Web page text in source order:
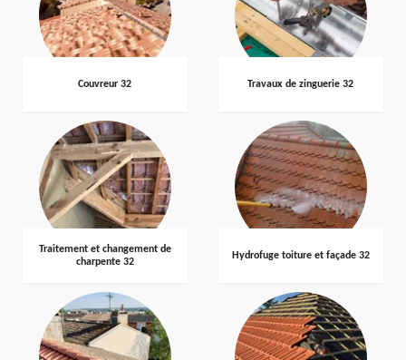
Couvreur 32 Travaux de zinguerie 32
Traitement et changement de
charpente 32
Hydrofuge toiture et façade 32